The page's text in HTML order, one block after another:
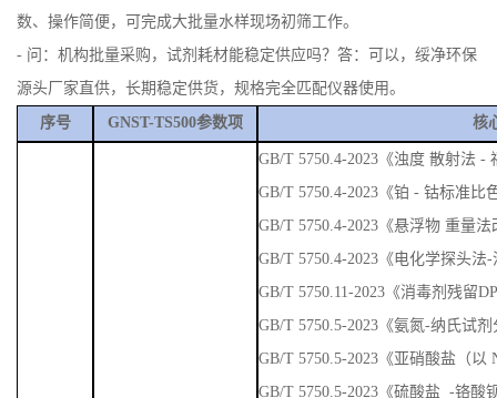
数、操作简便，可完成大批量水样现场初筛工作。
- 问：机构批量采购，试剂耗材能稳定供应吗？答：可以，绥净环保
源头厂家直供，长期稳定供货，规格完全匹配仪器使用。
序号 GNST-TS500参数项 核
GB/T 5750.4-2023《浊度 散射法
GB/T 5750.4-2023《铂 - 钴标准比
GB/T 5750.4-2023《悬浮物 重量法
GB/T 5750.4-2023《电化学探头法
GB/T 5750.11-2023《消毒剂残留
GB/T 5750.5-2023《氨氮-纳氏试
GB/T 5750.5-2023《亚硝酸盐（
GB/T 5750.5-2023《硫酸盐 -铬酸